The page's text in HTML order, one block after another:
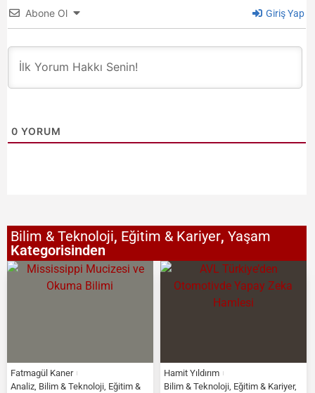
Abone Ol Giriş Yap
0 YORUM
Bilim & Teknoloji, Eğitim & Kariyer, Yaşam
Kategorisinden
Fatmagül Kaner
Analiz, Bilim & Teknoloji, Eğitim &
Hamit Yıldırım
Bilim & Teknoloji, Eğitim & Kariyer,